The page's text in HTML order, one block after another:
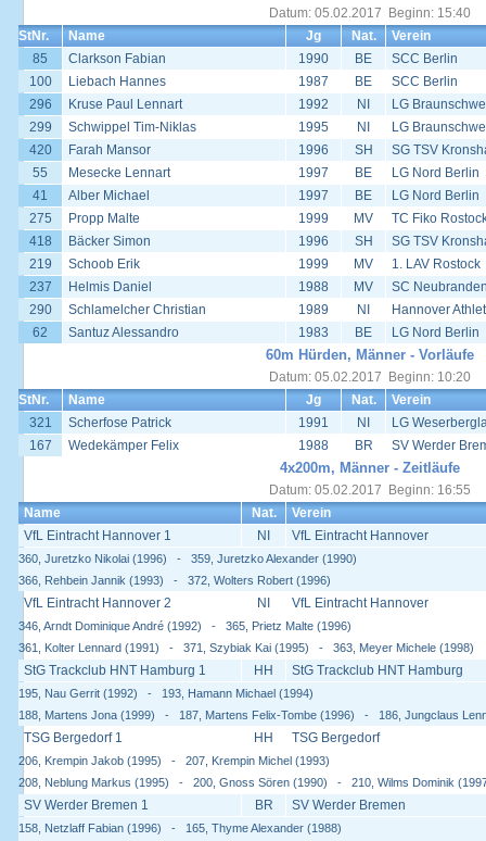
Datum: 05.02.2017 Beginn: 15:40
StNr.
Name Jg Nat.
Verein
85
Clarkson Fabian 1990 BE
SCC Berlin
100
Liebach Hannes 1987 BE
SCC Berlin
296
Kruse Paul Lennart 1992 NI
LG
299
Schwippel Tim-Niklas 1995 NI
LG
420
Farah Mansor 1996 SH
SG TSV
55
Mesecke Lennart 1997 BE
LG Nord Berlin
41
Alber Michael 1997 BE
LG Nord Berlin
275
Propp Malte 1999 MV
TC Fiko
418
Bäcker Simon 1996 SH
SG TSV
219
Schoob Erik 1999 MV
1. LAV Rostock
237
Helmis Daniel 1988 MV
SC
290
Schlamelcher Christian 1989 NI
Hannover
62
Santuz Alessandro 1983 BE LG Nord Berlin
60m Hürden, Männer - Vorläufe
Datum: 05.02.2017 Beginn: 10:20
StNr.
Name Jg Nat.
Verein
321
Scherfose Patrick 1991 NI
LG
167
Wedekämper Felix 1988 BR SV Werder
4x200m, Männer - Zeitläufe
Datum: 05.02.2017 Beginn: 16:55
Name
Nat.
Verein
VfL Eintracht Hannover 1
NI VfL Eintracht Hannover
360, Juretzko Nikolai (1996) - 359, Juretzko Alexander (1990)
366, Rehbein Jannik (1993) - 372, Wolters Robert (1996)
VfL Eintracht Hannover 2 NI VfL Eintracht Hannover
346, Arndt Dominique André (1992) - 365, Prietz Malte (1996)
361, Kolter Lennard (1991) - 371, Szybiak Kai (1995) - 363, Meyer Michele (1998)
StG Trackclub HNT Hamburg 1 HH StG Trackclub HNT Hamburg
195, Nau Gerrit (1992) - 193, Hamann Michael (1994)
188, Martens Jona (1999) - 187, Martens Felix-Tombe (1996) - 186, Jungclaus
TSG Bergedorf 1 HH TSG Bergedorf
206, Krempin Jakob (1995) - 207, Krempin Michel (1993)
208, Neblung Markus (1995) - 200, Gnoss Sören (1990) - 210, Wilms Dominik
SV Werder Bremen 1 BR SV Werder Bremen
158, Netzlaff Fabian (1996) - 165, Thyme Alexander (1988)